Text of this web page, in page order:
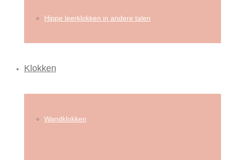
Hippe leerklokken in andere talen
Klokken
Wandklokken